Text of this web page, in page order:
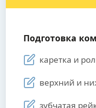
Подготовка
каретка и
верхний и
зубчатая